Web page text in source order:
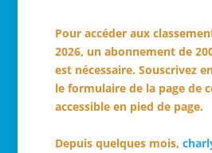
Pour accéder aux
2026, un abonnement de
est nécessaire. Souscrivez
le formulaire de la page de
accessible en pied de page.
Depuis quelques mois,